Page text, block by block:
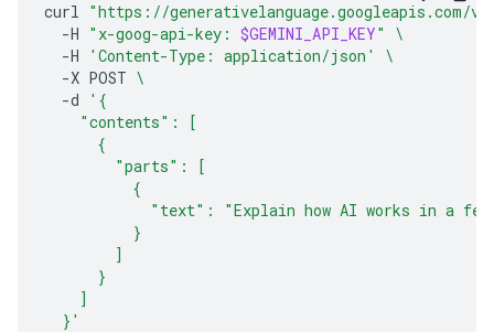
curl "https://generativelanguage.googleapis.com/
-H "x-goog-api-key: $GEMINI_API_KEY"
\
-H
'Content-Type: application/json'
\
-X POST \
-d
'{
    "contents": [
      {
        "parts": [
          {
"text": "Explain how AI works in a
          }
        ]
      }
    ]
  }'